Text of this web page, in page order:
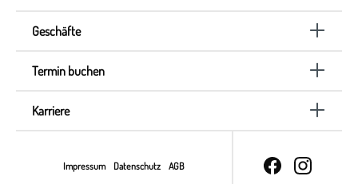
Geschäfte
Termin buchen
Karriere
Impressum Datenschutz AGB